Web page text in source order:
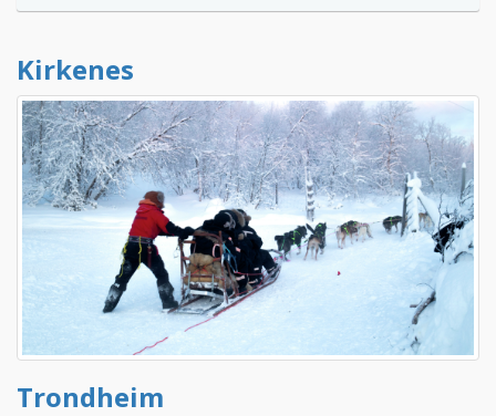
Kirkenes
Trondheim